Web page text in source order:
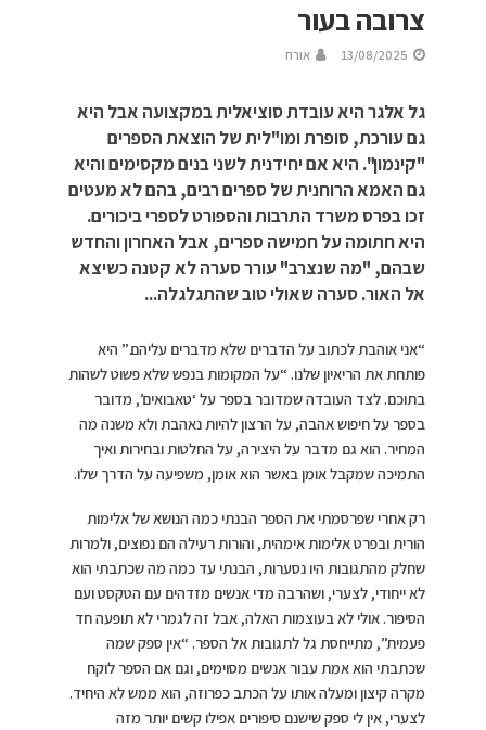
צרובה בעור
13/08/2025 אורח
גל אלגר היא עובדת סוציאלית במקצועה אבל היא
גם עורכת, סופרת ומו"לית של הוצאת הספרים
"קינמון". היא אם יחידנית לשני בנים מקסימים והיא
גם האמא הרוחנית של ספרים רבים, בהם לא מעטים
זכו בפרס משרד התרבות והספורט לספרי ביכורים.
היא חתומה על חמישה ספרים, אבל האחרון והחדש
שבהם, "מה שנצרב" עורר סערה לא קטנה כשיצא
אל האור. סערה שאולי טוב שהתגלגלה...
“אני אוהבת לכתוב על הדברים שלא מדברים עליהם.” היא
פותחת את הריאיון שלנו. “על המקומות בנפש שלא פשוט לשהות
בתוכם. לצד העובדה שמדובר בספר על ‘טאבואים’, מדובר
בספר על חיפוש אהבה, על הרצון להיות נאהבת ולא משנה מה
המחיר. הוא גם מדבר על היצירה, על החלטות ובחירות ואיך
התמיכה שמקבל אומן באשר הוא אומן, משפיעה על הדרך שלו.
רק אחרי שפרסמתי את הספר הבנתי כמה הנושא של אלימות
הורית ובפרט אלימות אימהית, והורות רעילה הם נפוצים, ולמרות
שחלק מהתגובות היו נסערות, הבנתי עד כמה מה שכתבתי הוא
לא ייחודי, לצערי, ושהרבה מדי אנשים מזדהים עם הטקסט ועם
הסיפור. אולי לא בעוצמות האלה, אבל זה לגמרי לא תופעה חד
פעמית”, מתייחסת גל לתגובות אל הספר. “אין ספק שמה
שכתבתי הוא אמת עבור אנשים מסוימים, וגם אם הספר לוקח
מקרה קיצון ומעלה אותו על הכתב כפרוזה, הוא ממש לא היחיד.
לצערי, אין לי ספק שישנם סיפורים אפילו קשים יותר מזה